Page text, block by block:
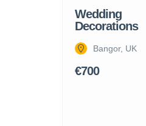
Wedding
Decorations
Bangor, UK
€700